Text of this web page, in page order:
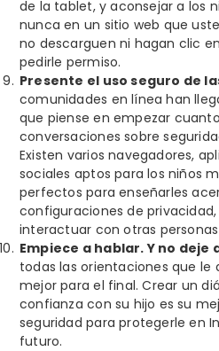
de la tablet, y aconsejar a los
nunca en un sitio web que
no descarguen ni hagan clic
pedirle permiso.
Presente el uso seguro de
comunidades en línea han
que piense en empezar
conversaciones sobre
Existen varios navegadores,
sociales aptos para los niños
perfectos para enseñarles
configuraciones de
interactuar con otras
Empiece a hablar. Y no deje
todas las orientaciones que le
mejor para el final. Crear un
confianza con su hijo es su
seguridad para protegerle en
futuro.